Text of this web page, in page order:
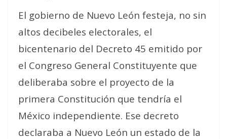
El gobierno de Nuevo León festeja, no sin
altos decibeles electorales, el
bicentenario del Decreto 45 emitido por
el Congreso General Constituyente que
deliberaba sobre el proyecto de la
primera Constitución que tendría el
México independiente. Ese decreto
declaraba a Nuevo León un estado de la